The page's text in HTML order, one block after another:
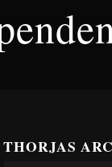
THORJAS